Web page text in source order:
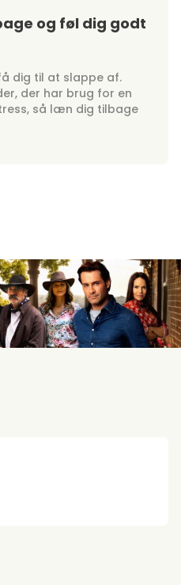
og føl dig godt
dig til at slappe af.
der har brug for en
så læn dig tilbage